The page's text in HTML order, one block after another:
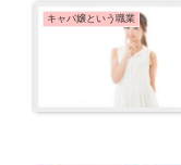
キャバ嬢という職業